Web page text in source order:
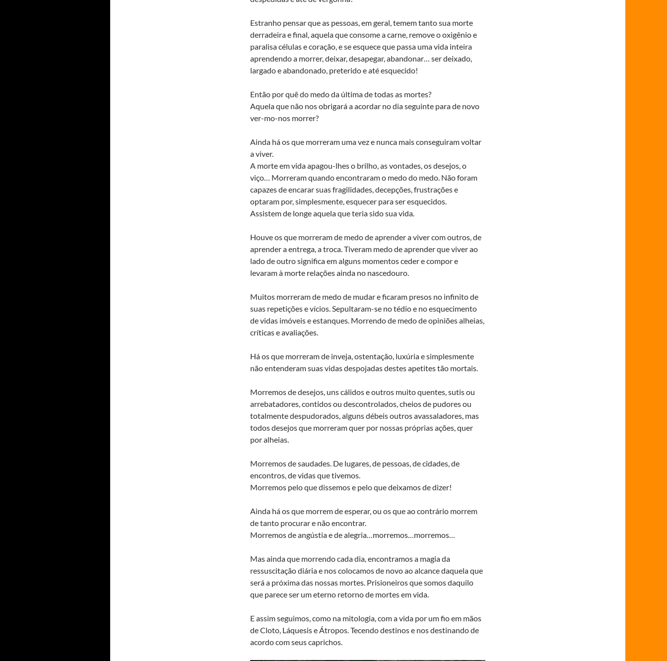
Estranho pensar que as pessoas, em geral, temem tanto sua morte
derradeira e final, aquela que consome a carne, remove o oxigênio e
paralisa células e coração, e se esquece que passa uma vida inteira
aprendendo a morrer, deixar, desapegar, abandonar… ser deixado,
largado e abandonado, preterido e até esquecido!
Então por quê do medo da última de todas as mortes?
Aquela que não nos obrigará a acordar no dia seguinte para de novo
ver-mo-nos morrer?
Ainda há os que morreram uma vez e nunca mais conseguiram voltar
a viver.
A morte em vida apagou-lhes o brilho, as vontades, os desejos, o
viço… Morreram quando encontraram o medo do medo. Não foram
capazes de encarar suas fragilidades, decepções, frustrações e
optaram por, simplesmente, esquecer para ser esquecidos.
Assistem de longe aquela que teria sido sua vida.
Houve os que morreram de medo de aprender a viver com outros, de
aprender a entrega, a troca. Tiveram medo de aprender que viver ao
lado de outro significa em alguns momentos ceder e compor e
levaram à morte relações ainda no nascedouro.
Muitos morreram de medo de mudar e ficaram presos no infinito de
suas repetições e vícios. Sepultaram-se no tédio e no esquecimento
de vidas imóveis e estanques. Morrendo de medo de opiniões alheias,
críticas e avaliações.
Há os que morreram de inveja, ostentação, luxúria e simplesmente
não entenderam suas vidas despojadas destes apetites tão mortais.
Morremos de desejos, uns cálidos e outros muito quentes, sutis ou
arrebatadores, contidos ou descontrolados, cheios de pudores ou
totalmente despudorados, alguns débeis outros avassaladores, mas
todos desejos que morreram quer por nossas próprias ações, quer
por alheias.
Morremos de saudades. De lugares, de pessoas, de cidades, de
encontros, de vidas que tivemos.
Morremos pelo que dissemos e pelo que deixamos de dizer!
Ainda há os que morrem de esperar, ou os que ao contrário morrem
de tanto procurar e não encontrar.
Morremos de angústia e de alegria…morremos…morremos…
Mas ainda que morrendo cada dia, encontramos a magia da
ressuscitação diária e nos colocamos de novo ao alcance daquela que
será a próxima das nossas mortes. Prisioneiros que somos daquilo
que parece ser um eterno retorno de mortes em vida.
E assim seguimos, como na mitologia, com a vida por um fio em mãos
de Cloto, Láquesis e Átropos. Tecendo destinos e nos destinando de
acordo com seus caprichos.